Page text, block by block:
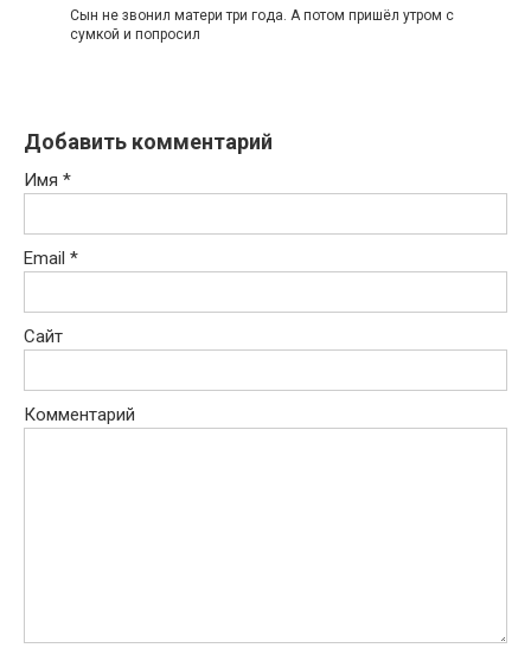
Сын не звонил матери три года. А потом пришёл утром с
сумкой и попросил
Добавить комментарий
Имя *
Email *
Сайт
Комментарий